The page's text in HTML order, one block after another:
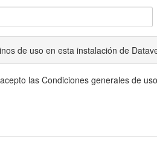
de uso en esta instalación de
las Condiciones generales de